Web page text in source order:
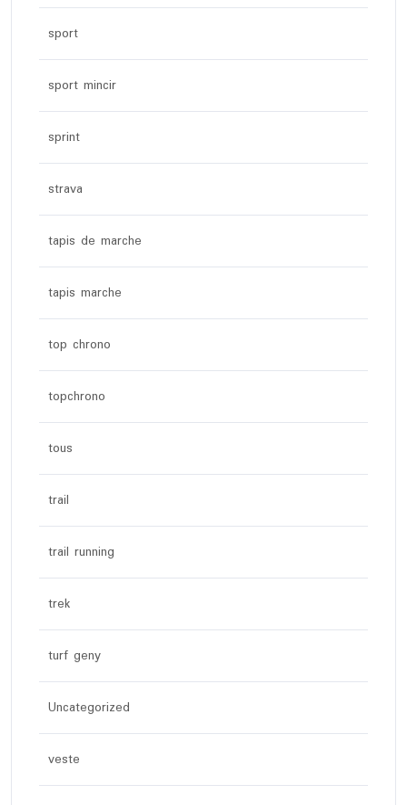
sport
sport mincir
sprint
strava
tapis de marche
tapis marche
top chrono
topchrono
tous
trail
trail running
trek
turf geny
Uncategorized
veste